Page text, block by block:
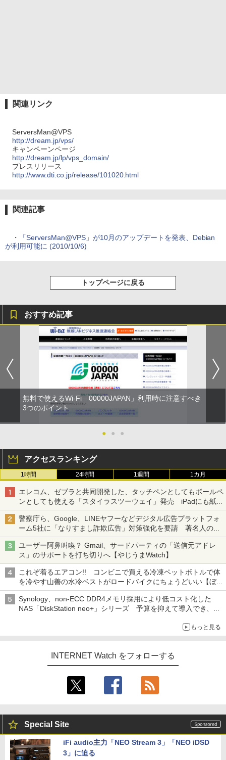
関連リンク
ServersMan@VPS
http://dream.jp/vps/
キャンペーンページ
http://dream.jp/lp/vps_domain/
プレスリリース
http://www.dti.co.jp/release/101020.html
関連記事
・
「ServersMan@VPS」が10月のアップデートを発表、Debian
が利用可能に (2010/10/6)
トップページに戻る
おすすめ記事
無料で使えるWi-Fi「00000JAPAN」利用時に注意すべき
3つのポイント
● ● ●
アクセスランキング
1時間 24時間 1週間 1カ月
エレコム、ゼブラと共同開発した、タッチペンとしてもボールペ
ンとしても使える「スタイラスツーウェイ」発売 iPadにも紙に
も、持ち替えずに書き込める
警察庁ら、Google、LINEヤフーなどデジタル広告プラットフォ
ーム5社に「なりすまし詐欺広告」対策強化を要請 著名人の写
真や映像を使った投資詐欺などへの対策として
ユーザー阿鼻叫喚？ Gmail、サードパーティの「送信元アドレ
ス」のサポートを打ち切りへ【やじうまWatch】
これぞ着るエアコン!! コンビニで買える冷凍ペットボトルで体
を冷やす山善の水冷ベストがロードバイクにちょうどいい【ぼっ
ち・ざ・ろーど！その14】【空いた時間でなにしてる？】
Synology、non-ECC DDR4メモリ採用により低コスト化した
NAS「DiskStation neo+」シリーズ 予算を抑えて導入でき、
もっと見る
INTERNET Watch をフォローする
Special Site
iFi audio主力「NEO Stream 3」「NEO iDSD
3」に迫る